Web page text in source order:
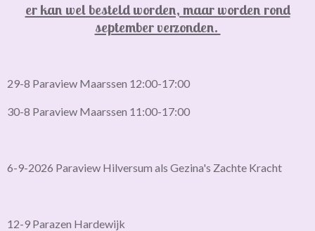
er kan wel besteld worden, maar worden rond
september verzonden.
29-8 Paraview Maarssen 12:00-17:00
30-8 Paraview Maarssen 11:00-17:00
6-9-2026 Paraview Hilversum als Gezina's Zachte Kracht
12-9 Parazen Hardewijk